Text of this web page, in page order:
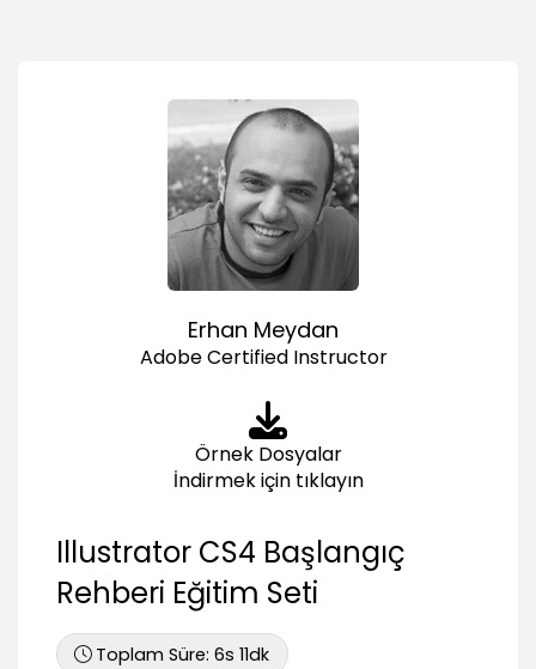
Panel yönetimleri (Workspace)
Doküman üzerinde hareket araçları (Zoom,
Hand, Navigation)
Cetvel, kılavuz ve ızgara kullanımı (Rules,
Önizleme (Preview), Outline Mode, Overprint
Bounding Box özellikleri ve Smart Guides
Seçim Yetenekleri (Selections)
Temel seçim araçları ve grup oluşturmak
07:18
Katman sıralaması, izolasyon modu (Arrange,
04:36
Erhan Meydan
Adobe Certified Instructor
Örnek Dosyalar
İndirmek için tıklayın
Illustrator CS4 Başlangıç
Rehberi Eğitim Seti
Toplam Süre:6s 11dk